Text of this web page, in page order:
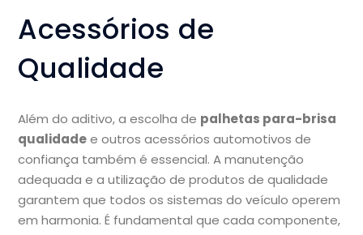
Acessórios de
Qualidade
Além do aditivo, a escolha de palhetas para-brisa
qualidadee outros acessórios automotivos de
confiança também é essencial. A manutenção
adequada e a utilização de produtos de qualidade
garantem que todos os sistemas do veículo operem
em harmonia. É fundamental que cada componente,